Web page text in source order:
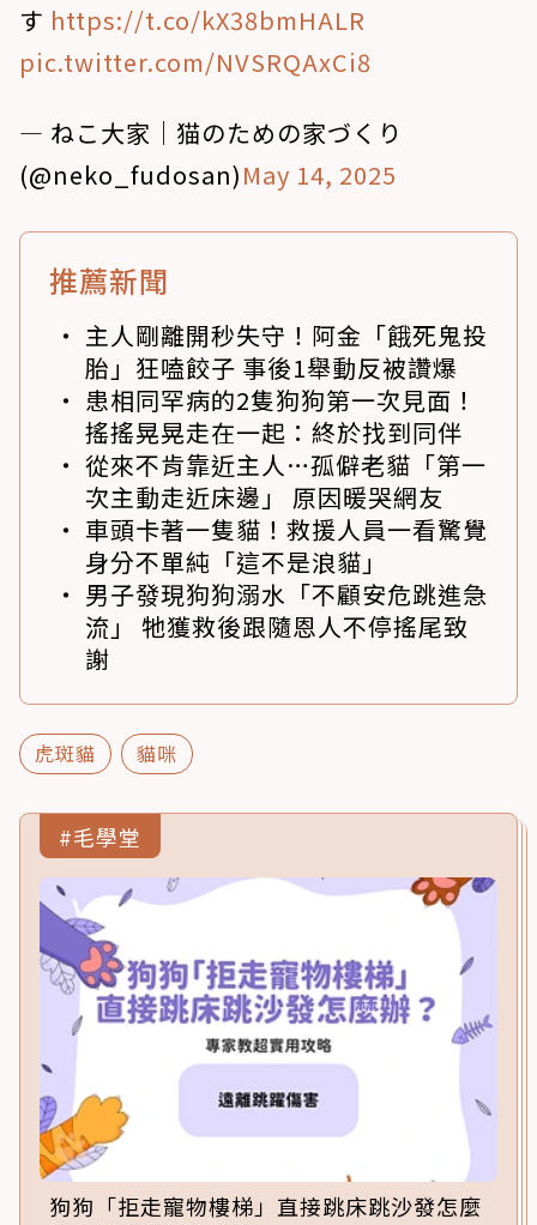
す https://t.co/kX38bmHALR
pic.twitter.com/NVSRQAxCi8
— ねこ大家｜猫のための家づくり
(@neko_fudosan)May 14, 2025
推薦新聞
主人剛離開秒失守！阿金「餓死鬼投
胎」狂嗑餃子 事後1舉動反被讚爆
患相同罕病的2隻狗狗第一次見面！
搖搖晃晃走在一起：終於找到同伴
從來不肯靠近主人…孤僻老貓「第一
次主動走近床邊」 原因暖哭網友
車頭卡著一隻貓！救援人員一看驚覺
身分不單純「這不是浪貓」
男子發現狗狗溺水「不顧安危跳進急
流」 牠獲救後跟隨恩人不停搖尾致
謝
虎斑貓 貓咪
#毛學堂
狗狗「拒走寵物樓梯」直接跳床跳沙發怎麼